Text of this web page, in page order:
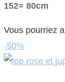
152= 80cm
Vous pourriez
-50%